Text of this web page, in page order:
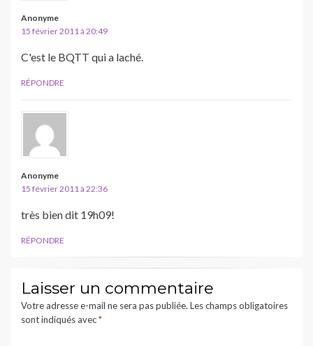
Anonyme
15 février 2011 à 20:49
C'est le BQTT qui a laché.
RÉPONDRE
Anonyme
15 février 2011 à 22:36
très bien dit 19h09!
RÉPONDRE
Laisser un commentaire
Votre adresse e-mail ne sera pas publiée. Les champs obligatoires
sont indiqués avec*